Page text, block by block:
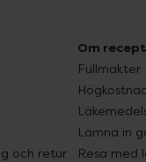
och retur
Om
Fullmakter
Lämna in
Resa med